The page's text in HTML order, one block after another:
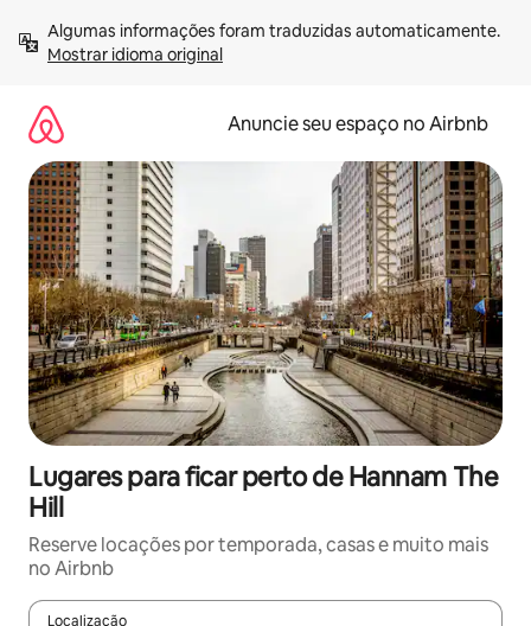
para
Mostrar idioma original
Anuncie seu espaço no Airbnb
Lugares para ficar perto de Hannam The
Hill
Reserve locações por temporada, casas e muito mais
no Airbnb
Localização